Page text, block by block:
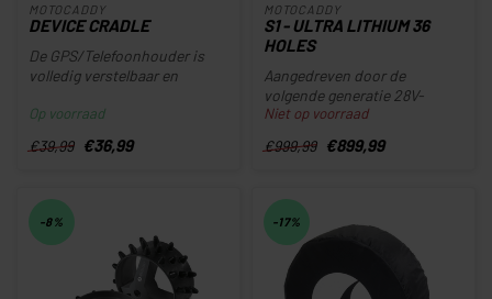
MOTOCADDY
DEVICE CRADLE
De GPS/Telefoonhouder is
volledig verstelbaar en
va...
Op voorraad
€39,99 €36,99
MOTOCADDY
S1 - ULTRA LITHIUM 36
HOLES
Aangedreven door de
volgende generatie 28V-
technologie, combineert de
Niet op voorraad
€999,99 €899,99
-8% -17%